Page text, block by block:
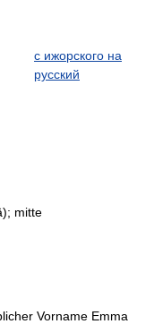
с ижорского на
русский
mitte
Vorname Emma